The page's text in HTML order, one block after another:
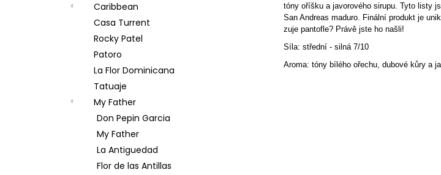
Caribbean
Casa Turrent
Rocky Patel
Patoro
La Flor Dominicana
Tatuaje
My Father
Don Pepin Garcia
My Father
La Antiguedad
Flor de las Antillas
tóny oříšku a javorového sirupu. Tyto listy
San Andreas maduro. Finální produkt je
zuje pantofle? Právě jste ho našli!
Síla: střední - silná 7/10
Aroma: tóny bílého ořechu, dubové kůry a